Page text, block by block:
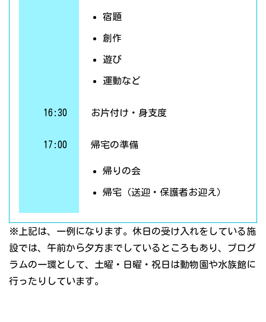
宿題
創作
遊び
運動など
16:30 お片付け・身支度
17:00 帰宅の準備
帰りの会
帰宅（送迎・保護者お迎え）
※上記は、一例になります。休日の受け入れをしている施
設では、午前から夕方までしているところもあり、プログ
ラムの一環として、土曜・日曜・祝日は動物園や水族館に
行ったりしています。